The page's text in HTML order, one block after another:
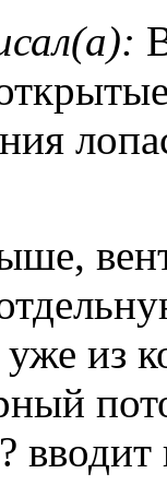
уже из
вводит